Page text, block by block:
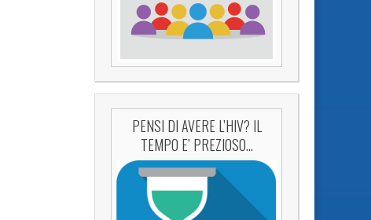
PENSI DI AVERE L’HIV? IL
TEMPO E’ PREZIOSO…